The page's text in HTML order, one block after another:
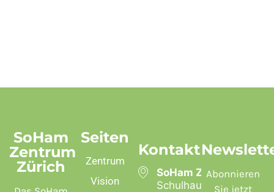
SoHam
Zentrum
Zürich
Seiten
Zentrum
Vision
Kontakt
SoHam Zentrum
Schulhausstrasse
Abonnieren
Sie jetzt